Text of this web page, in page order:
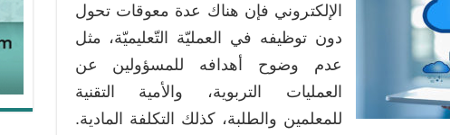
الإلكتروني فإن هناك عدة معوقات تحول
دون توظيفه في العمليّة التّعليميّة، مثل
عدم وضوح أهدافه للمسؤولين عن
العمليات التربوية، والأمية التقنية
للمعلمين والطلبة، كذلك التكلفة المادية.